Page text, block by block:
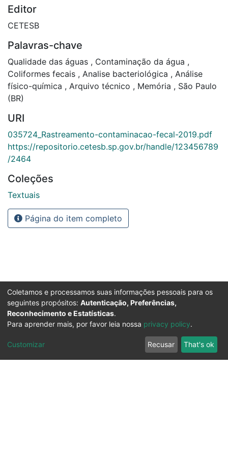
Editor
CETESB
Palavras-chave
Qualidade das águas , Contaminação da água ,
Coliformes fecais , Analise bacteriológica , Análise
físico-química , Arquivo técnico , Memória , São Paulo
(BR)
URI
035724_Rastreamento-contaminacao-fecal-2019.pdf
https://repositorio.cetesb.sp.gov.br/handle/123456789
/2464
Coleções
Textuais
Página do item completo
Coletamos e processamos suas informações pessoais para os
seguintes propósitos: Autenticação, Preferências,
Reconhecimento e Estatísticas.
Para aprender mais, por favor leia nossa privacy policy.
Customizar Recusar That's ok